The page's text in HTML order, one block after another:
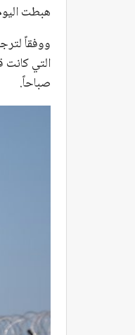
هبطت
ووفقاً
صباحاً.